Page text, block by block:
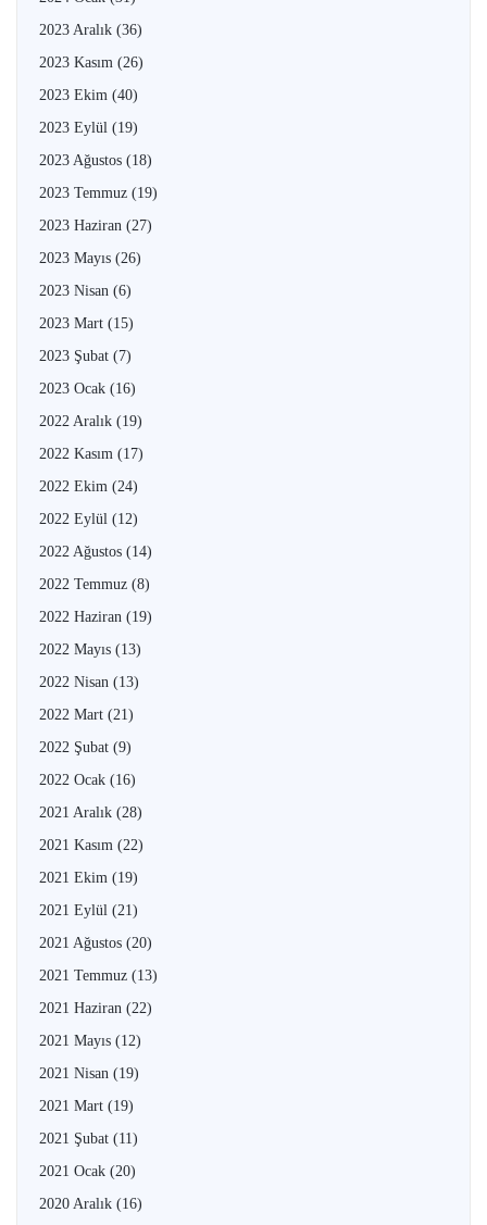
2023 Aralık (36)
2023 Kasım (26)
2023 Ekim (40)
2023 Eylül (19)
2023 Ağustos (18)
2023 Temmuz (19)
2023 Haziran (27)
2023 Mayıs (26)
2023 Nisan (6)
2023 Mart (15)
2023 Şubat (7)
2023 Ocak (16)
2022 Aralık (19)
2022 Kasım (17)
2022 Ekim (24)
2022 Eylül (12)
2022 Ağustos (14)
2022 Temmuz (8)
2022 Haziran (19)
2022 Mayıs (13)
2022 Nisan (13)
2022 Mart (21)
2022 Şubat (9)
2022 Ocak (16)
2021 Aralık (28)
2021 Kasım (22)
2021 Ekim (19)
2021 Eylül (21)
2021 Ağustos (20)
2021 Temmuz (13)
2021 Haziran (22)
2021 Mayıs (12)
2021 Nisan (19)
2021 Mart (19)
2021 Şubat (11)
2021 Ocak (20)
2020 Aralık (16)